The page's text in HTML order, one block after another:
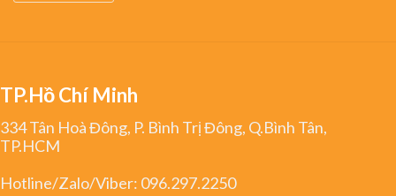
TP.Hồ Chí Minh
334 Tân Hoà Đông, P. Bình Trị Đông, Q.Bình Tân,
TP.HCM
Hotline/Zalo/Viber: 096.297.2250